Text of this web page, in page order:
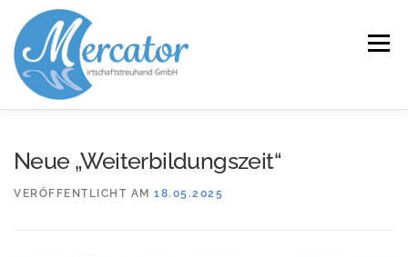
Inhalt
springen
Menü
KARRIERE
Neue „Weiterbildungszeit“
VERÖFFENTLICHT AM 18.05.2025